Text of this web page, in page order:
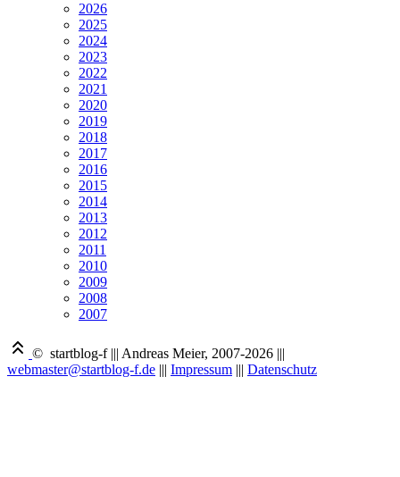
2026
2025
2024
2023
2022
2021
2020
2019
2018
2017
2016
2015
2014
2013
2012
2011
2010
2009
2008
2007
© startblog-f ||| Andreas Meier, 2007-2026 |||
webmaster@startblog-f.de ||| Impressum ||| Datenschutz